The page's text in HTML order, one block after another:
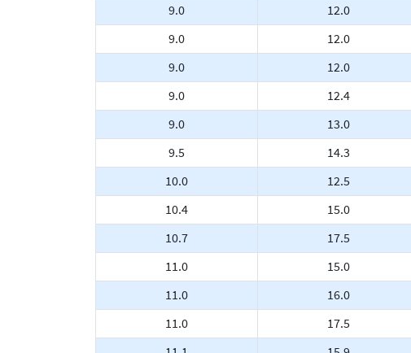
9.0
12.0
9.0
12.0
9.0
12.0
9.0
12.4
9.0
13.0
9.5
14.3
10.0
12.5
10.4
15.0
10.7
17.5
11.0
15.0
11.0
16.0
11.0
17.5